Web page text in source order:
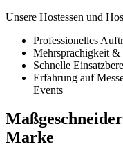
Unsere Hostessen und
Professionelles
Mehrsprachigkeit
Schnelle
Erfahrung auf
Events
Marke